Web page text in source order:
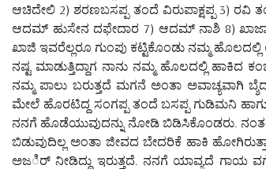
ಆಚಿದೇಲಿ 2) ಶರಣಬಸಪ್ಪ ತಂದೆ ವಿರುಪಾಕ್ಷಪ್ಪ 3) ರವಿ
ಆದಮ್ ಹುಸೇನ ದಫೇದಾರ 7) ಆದಮ್ ನಾಶಿ 8)
ಖಾಜಿ ಇವರೆಲ್ಲರೂ ಗುಂಪು ಕಟ್ಟಿಕೊಂಡು ನಮ್ಮ
ನಷ್ಟ ಮಾಡುತ್ತಿದ್ದಾಗ ನಾನು ನಮ್ಮ ಹೊಲದಲ್ಲಿ ಹಾಕಿದ
ನಮ್ಮ ಪಾಲು ಬರುತ್ತದೆ ಮಗನೆ ಅಂತಾ ಅವಾಚ್ಯವಾಗಿ
ಮೇಲೆ ಹೊರಟಿದ್ದ ಸಂಗಪ್ಪ ತಂದೆ ಬಸಪ್ಪ ಗುಡಿಮನಿ
ನನಗೆ ಹೊಡೆಯುವುದನ್ನು ನೋಡಿ ಬಿಡಿಸಿಕೊಂಡರು.
ಬಿಡುವುದಿಲ್ಲ ಅಂತಾ ಜೀವದ ಬೇದರಿಕೆ ಹಾಕಿ
ಅಜರ್ಿ ನೀಡಿದ್ದು ಇರುತ್ತದೆ. ನನಗೆ ಯಾವ್ಯದೆ ಗಾಯ